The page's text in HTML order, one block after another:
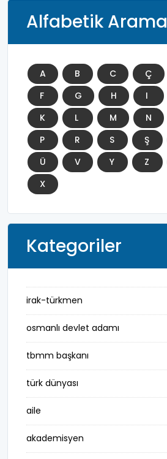
Alfabetik Arama
A B C Ç
F
G H I
K
L M N
P
R S Ş
Ü
V Y Z
X
Kategoriler
irak-türkmen
osmanlı devlet adamı
tbmm başkanı
türk dünyası
aile
akademisyen